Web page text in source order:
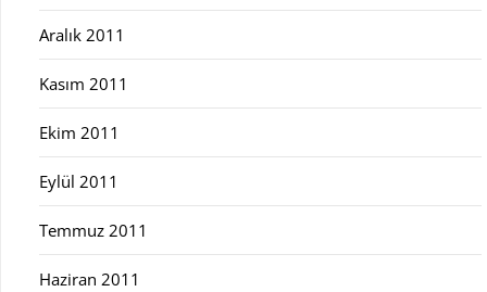
Aralık 2011
Kasım 2011
Ekim 2011
Eylül 2011
Temmuz 2011
Haziran 2011